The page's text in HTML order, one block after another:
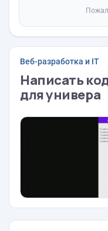
Веб-разработка и IT
Написать
для универа